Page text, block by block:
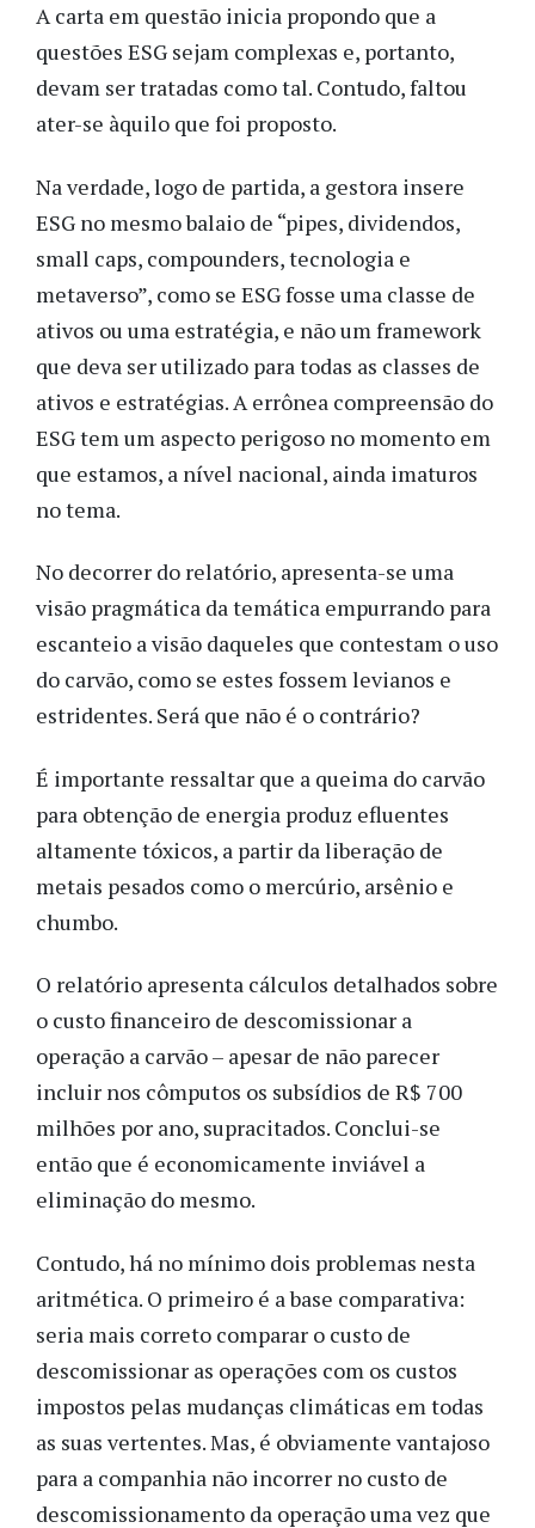
A carta em questão inicia propondo que a
questões ESG sejam complexas e, portanto,
devam ser tratadas como tal. Contudo, faltou
ater-se àquilo que foi proposto.
Na verdade, logo de partida, a gestora insere
ESG no mesmo balaio de “pipes, dividendos,
small caps, compounders, tecnologia e
metaverso”, como se ESG fosse uma classe de
ativos ou uma estratégia, e não um framework
que deva ser utilizado para todas as classes de
ativos e estratégias. A errônea compreensão do
ESG tem um aspecto perigoso no momento em
que estamos, a nível nacional, ainda imaturos
no tema.
No decorrer do relatório, apresenta-se uma
visão pragmática da temática empurrando para
escanteio a visão daqueles que contestam o uso
do carvão, como se estes fossem levianos e
estridentes. Será que não é o contrário?
É importante ressaltar que a queima do carvão
para obtenção de energia produz efluentes
altamente tóxicos, a partir da liberação de
metais pesados como o mercúrio, arsênio e
chumbo.
O relatório apresenta cálculos detalhados sobre
o custo financeiro de descomissionar a
operação a carvão – apesar de não parecer
incluir nos cômputos os subsídios de R$ 700
milhões por ano, supracitados. Conclui-se
então que é economicamente inviável a
eliminação do mesmo.
Contudo, há no mínimo dois problemas nesta
aritmética. O primeiro é a base comparativa:
seria mais correto comparar o custo de
descomissionar as operações com os custos
impostos pelas mudanças climáticas em todas
as suas vertentes. Mas, é obviamente vantajoso
para a companhia não incorrer no custo de
descomissionamento da operação uma vez que